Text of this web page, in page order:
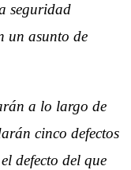
seguridad
un asunto de
a lo largo de
cinco defectos
defecto del que